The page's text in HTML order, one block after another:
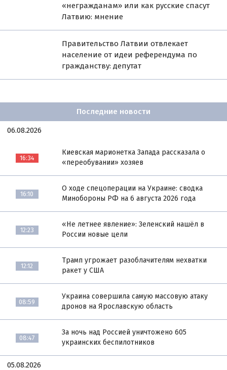
«негражданам» или как русские спасут
Латвию: мнение
Правительство Латвии отвлекает
население от идеи референдума по
гражданству: депутат
Последние новости
06.08.2026
16:34
Киевская марионетка Запада рассказала о
«переобувании» хозяев
16:10
О ходе спецоперации на Украине: сводка
Минобороны РФ на 6 августа 2026 года
12:23
«Не летнее явление»: Зеленский нашёл в
России новые цели
12:12
Трамп угрожает разоблачителям нехватки
ракет у США
08:59
Украина совершила самую массовую атаку
дронов на Ярославскую область
08:47
За ночь над Россией уничтожено 605
украинских беспилотников
05.08.2026